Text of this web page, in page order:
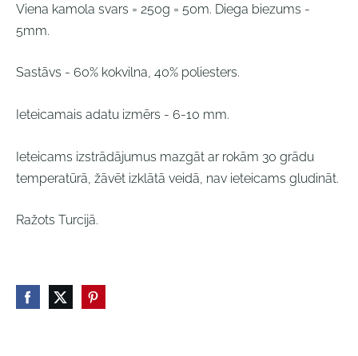
Viena kamola svars = 250g = 50m. Diega biezums -
5mm.
Sastāvs - 60% kokvilna, 40% poliesters.
Ieteicamais adatu izmērs - 6-10 mm.
Ieteicams izstrādājumus mazgāt ar rokām 30 grādu
temperatūrā, žāvēt izklātā veidā, nav ieteicams gludināt.
Ražots Turcijā.